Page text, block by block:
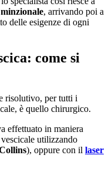
, arrivando poi a
delle esigenze di ogni
come si
risolutivo, per tutti i
è quello chirurgico.
effettuato in maniera
utilizzando
), oppure con il laser